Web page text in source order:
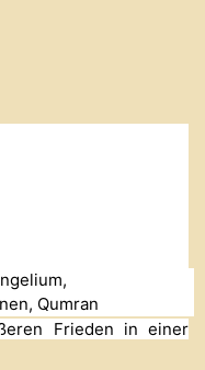
Qumran
Frieden in einer